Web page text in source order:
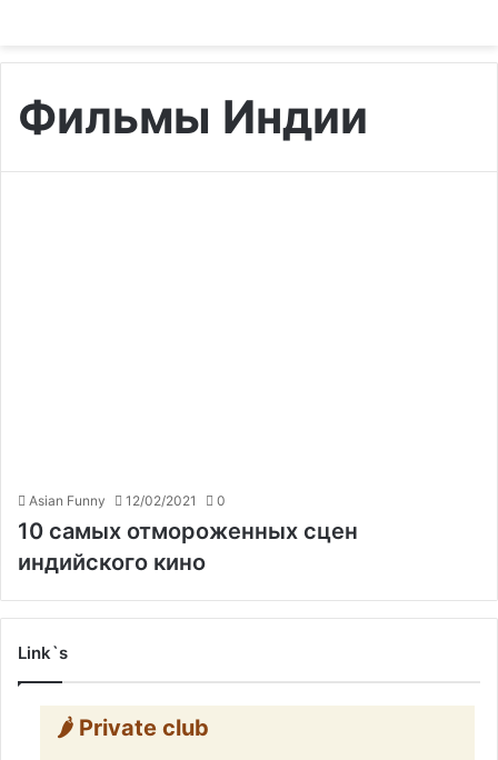
Фильмы Индии
Asian Funny 12/02/2021 0
10 самых отмороженных сцен
индийского кино
Link`s
🌶️ Private club